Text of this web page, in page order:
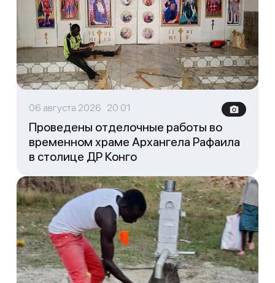
06 августа 2026 20:01
Проведены отделочные работы во
временном храме Архангела Рафаила
в столице ДР Конго